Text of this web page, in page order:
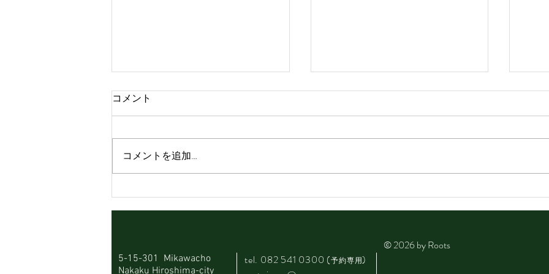
Happy birthday Roots🎂 4月から変更します📌
思
コメント
コメントを追加…
© 2026 by Roots
5-15-301 Mikawacho
Nakaku Hiroshima-city
tel. 082 541 0300 (予約専用)